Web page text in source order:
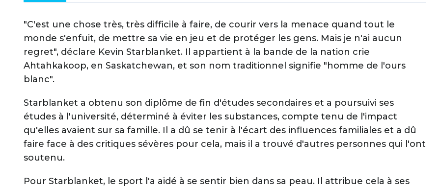
"C'est une chose très, très difficile à faire, de courir vers la menace quand tout le
monde s'enfuit, de mettre sa vie en jeu et de protéger les gens. Mais je n'ai aucun
regret", déclare Kevin Starblanket. Il appartient à la bande de la nation crie
Ahtahkakoop, en Saskatchewan, et son nom traditionnel signifie "homme de l'ours
blanc".
Starblanket a obtenu son diplôme de fin d'études secondaires et a poursuivi ses
études à l'université, déterminé à éviter les substances, compte tenu de l'impact
qu'elles avaient sur sa famille. Il a dû se tenir à l'écart des influences familiales et a dû
faire face à des critiques sévères pour cela, mais il a trouvé d'autres personnes qui l'ont
soutenu.
Pour Starblanket, le sport l'a aidé à se sentir bien dans sa peau. Il attribue cela à ses